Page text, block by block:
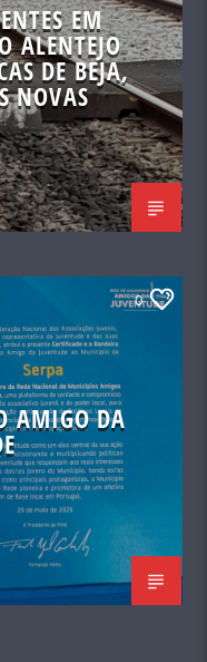
EM
ALENTEJO
DE BEJA,
NOVAS
0
AMIGO DA